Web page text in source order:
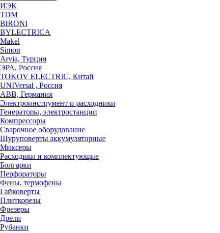
ИЭК
TDM
BIRONI
BYLECTRICA
Makel
Simon
Arvia, Турция
ЭРА, Россия
TOKOV ELECTRIC, Китай
UNIVersal , Россия
ABB, Германия
Электроинструмент и расходники
Генераторы, электростанции
Компрессоры
Сварочное оборудование
Шуруповерты аккумуляторные
Миксеры
Расходики и комплектующие
Болгарки
Перфораторы
Фены, термофены
Гайковерты
Плиткорезы
Фрезеры
Дрели
Рубанки